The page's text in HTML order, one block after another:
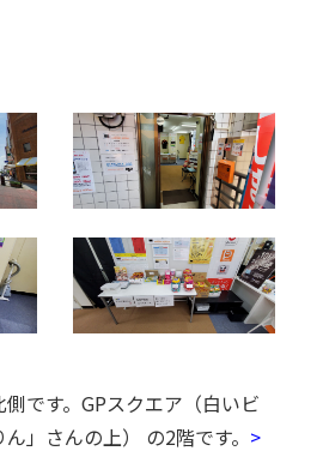
です。 GPスクエア（白いビ
」さんの上） の2階です。 >